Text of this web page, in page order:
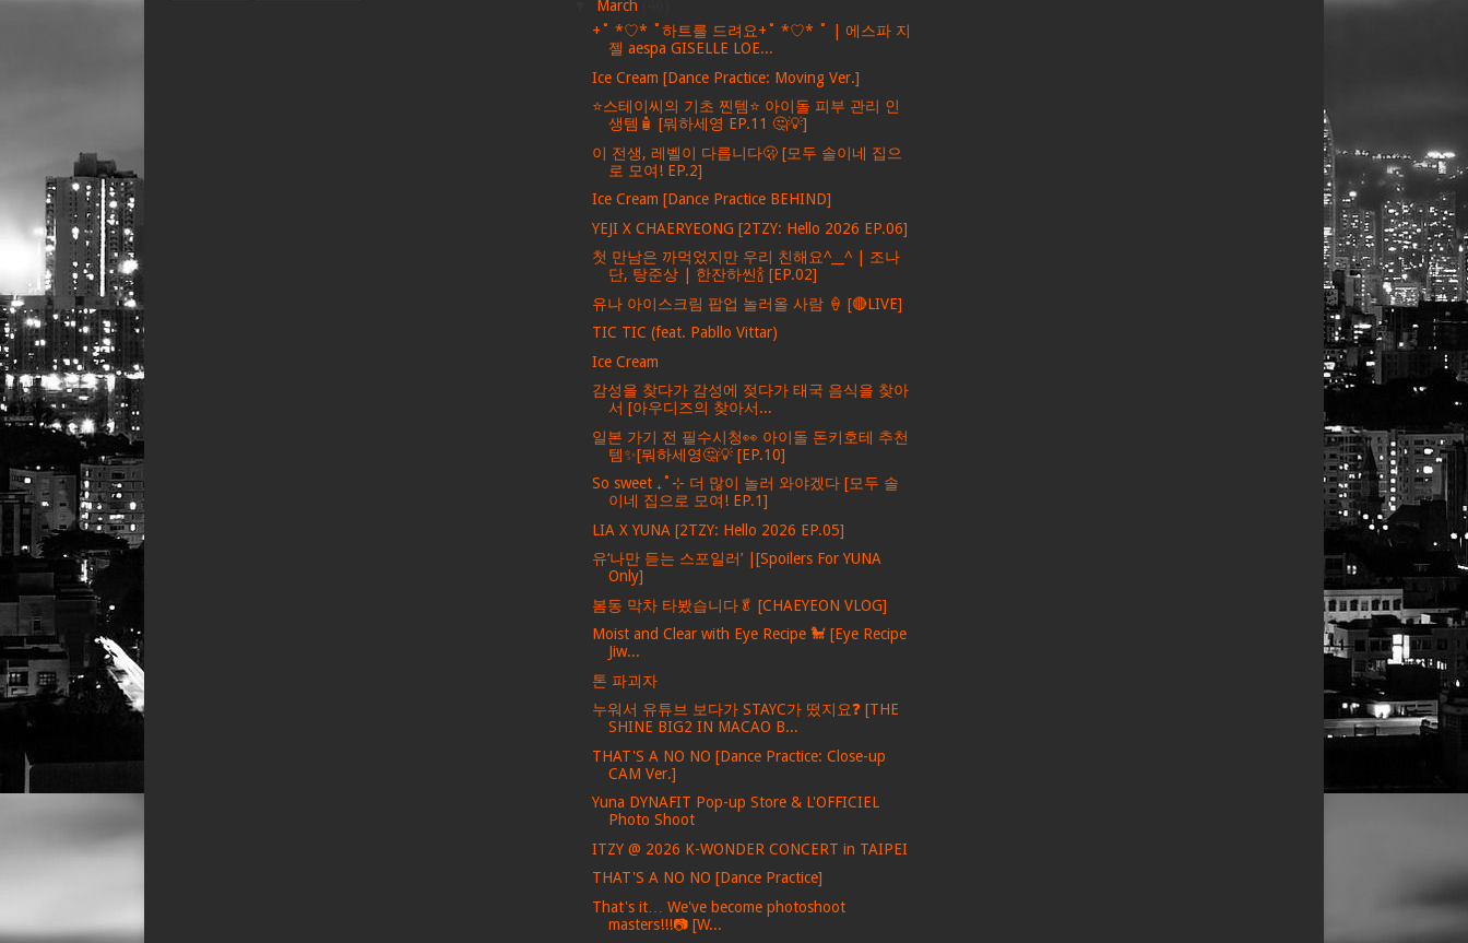
March
+˚ *♡* ˚하트를 드려요+˚ *♡* ˚ | 에스파 지
젤 aespa GISELLE LOE...
Ice Cream [Dance Practice: Moving Ver.]
⭐️스테이씨의 기초 찐템⭐️ 아이돌 피부 관리 인
생템🧴 [뭐하세영 EP.11 🤔💡]
이 전생, 레벨이 다릅니다🫢 [모두 솔이네 집으
로 모여! EP.2]
Ice Cream [Dance Practice BEHIND]
YEJI X CHAERYEONG [2TZY: Hello 2026 EP.06]
첫 만남은 까먹었지만 우리 친해요^__^ | 조나
단, 탕준상 | 한잔하씬🍾 [EP.02]
유나 아이스크림 팝업 놀러올 사람 🍦 [🔴LIVE]
TIC TIC (feat. Pabllo Vittar)
Ice Cream
감성을 찾다가 감성에 젖다가 태국 음식을 찾아
서 [아우디즈의 찾아서...
일본 가기 전 필수시청👀 아이돌 돈키호테 추천
템✨[뭐하세영🤔💡 [EP.10]
So sweet ₊˚⊹ 더 많이 놀러 와야겠다 [모두 솔
이네 집으로 모여! EP.1]
LIA X YUNA [2TZY: Hello 2026 EP.05]
유‘나만 듣는 스포일러’ |[Spoilers For YUNA
Only]
봄동 막차 타봤습니다🥬 [CHAEYEON VLOG]
Moist and Clear with Eye Recipe 🐩 [Eye Recipe
Jiw...
톤 파괴자
누워서 유튜브 보다가 STAYC가 떴지요❓ [THE
SHINE BIG2 IN MACAO B...
THAT'S A NO NO [Dance Practice: Close-up
CAM Ver.]
Yuna DYNAFIT Pop-up Store & L'OFFICIEL
Photo Shoot
ITZY @ 2026 K-WONDER CONCERT in TAIPEI
THAT'S A NO NO [Dance Practice]
That's it… We've become photoshoot
masters!!!📷 [W...